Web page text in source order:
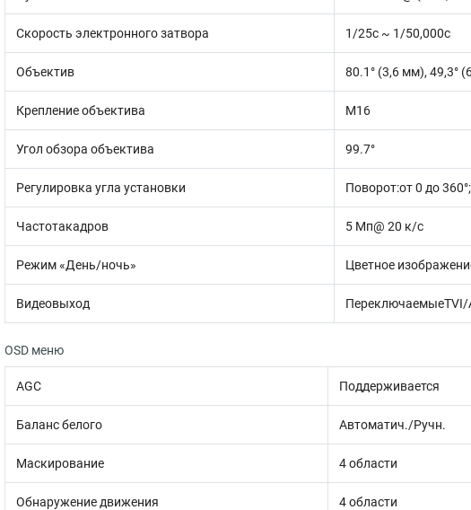
Скорость электронного затвора 1/25с ~ 1/50,000с
Объектив 80.1° (3,6 мм), 49,3°
Крепление объектива М16
Угол обзора объектива 99.7°
Регулировка угла установки Поворот:от 0 до
Частотакадров 5 Мп@ 20 к/с
Режим «День/ночь» Цветное
Видеовыход ПереключаемыеTVI/
OSD меню
AGC Поддерживается
Баланс белого Автоматич./Ручн.
Маскирование 4 области
Обнаружение движения 4 области